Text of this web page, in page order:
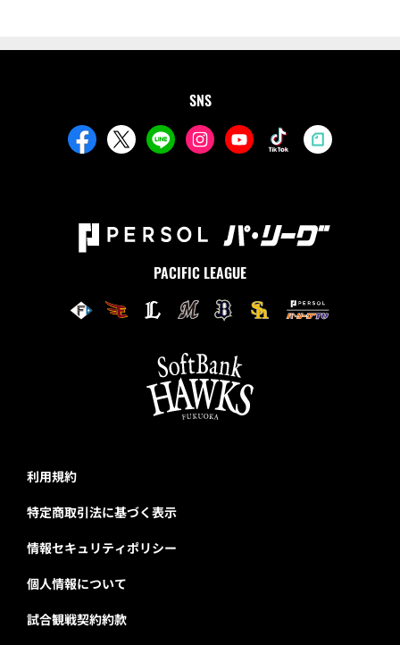
SNS
PACIFIC LEAGUE
利用規約
特定商取引法に基づく表示
情報セキュリティポリシー
個人情報について
試合観戦契約約款